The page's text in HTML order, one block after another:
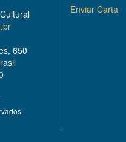
650
Enviar Carta